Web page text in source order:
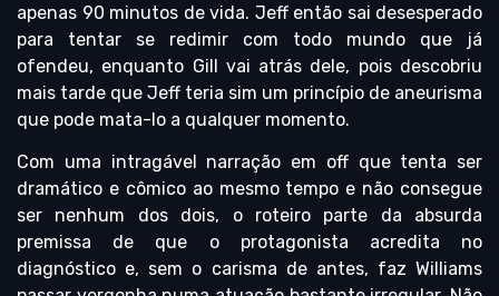
apenas 90 minutos de vida. Jeff então sai desesperado
para tentar se redimir com todo mundo que já
ofendeu, enquanto Gill vai atrás dele, pois descobriu
mais tarde que Jeff teria sim um princípio de aneurisma
que pode mata-lo a qualquer momento.
Com uma intragável narração em off que tenta ser
dramático e cômico ao mesmo tempo e não consegue
ser nenhum dos dois, o roteiro parte da absurda
premissa de que o protagonista acredita no
diagnóstico e, sem o carisma de antes, faz Williams